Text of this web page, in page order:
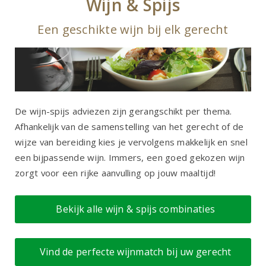
Wijn & Spijs
Een geschikte wijn bij elk gerecht
De wijn-spijs adviezen zijn gerangschikt per thema.
Afhankelijk van de samenstelling van het gerecht of de
wijze van bereiding kies je vervolgens makkelijk en snel
een bijpassende wijn. Immers, een goed gekozen wijn
zorgt voor een rijke aanvulling op jouw maaltijd!
Bekijk alle wijn & spijs combinaties
Vind de perfecte wijnmatch bij uw gerecht